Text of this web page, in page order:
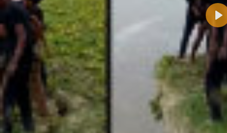
E-Mail-Adresse (optional):